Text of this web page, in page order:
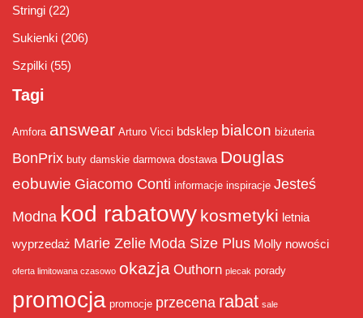
Stringi (22)
Sukienki (206)
Szpilki (55)
Tagi
Amfora answear Arturo Vicci bdsklep bialcon biżuteria
BonPrix buty damskie darmowa dostawa Douglas
eobuwie Giacomo Conti informacje inspiracje Jesteś
Modna kod rabatowy kosmetyki letnia
wyprzedaż Marie Zelie Moda Size Plus Molly nowości
oferta limitowana czasowo okazja Outhorn plecak porady
promocja promocje przecena rabat sale